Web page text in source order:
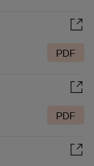
PDF
PDF